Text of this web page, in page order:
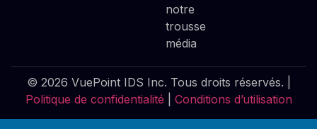
notre
trousse
média
© 2026 VuePoint IDS Inc. Tous droits réservés. |
Politique de confidentialité
Conditions d’utilisation